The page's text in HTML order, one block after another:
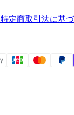
特定商取引法に基